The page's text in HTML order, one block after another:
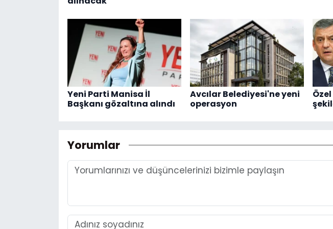
Yeni Parti Manisa İl
Başkanı gözaltına alındı
Avcılar Belediyesi'ne yeni
operasyon
Yorumlar